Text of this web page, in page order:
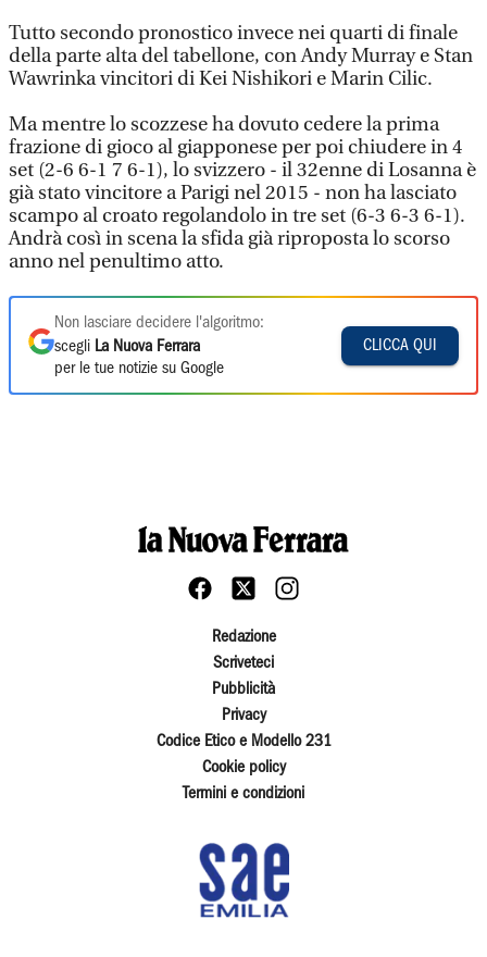
Tutto secondo pronostico invece nei quarti di finale
della parte alta del tabellone, con Andy Murray e Stan
Wawrinka vincitori di Kei Nishikori e Marin Cilic.
Ma mentre lo scozzese ha dovuto cedere la prima
frazione di gioco al giapponese per poi chiudere in 4
set (2-6 6-1 7 6-1), lo svizzero - il 32enne di Losanna è
già stato vincitore a Parigi nel 2015 - non ha lasciato
scampo al croato regolandolo in tre set (6-3 6-3 6-1).
Andrà così in scena la sfida già riproposta lo scorso
anno nel penultimo atto.
Non lasciare decidere l'algoritmo:
scegli La Nuova Ferrara
per le tue notizie su Google
CLICCA QUI
Redazione
Scriveteci
Pubblicità
Privacy
Codice Etico e Modello 231
Cookie policy
Termini e condizioni